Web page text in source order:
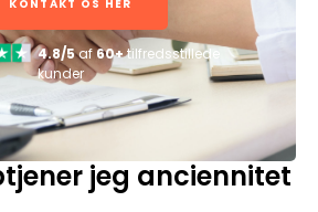
KONTAKT OS HER
4.8/5af60+tilfredsstillede
kunder
jeg anciennitet